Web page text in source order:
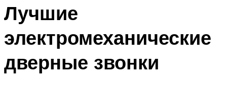
Лучшие
электромеханические
дверные звонки